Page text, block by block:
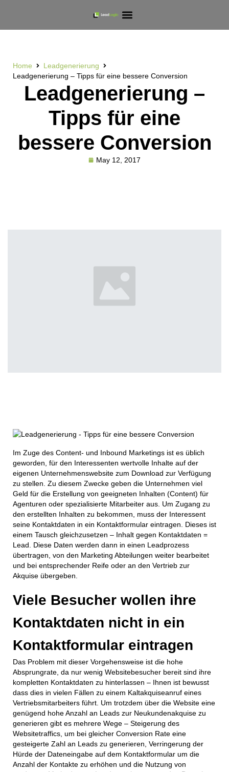
Home
Leadgenerierung
Leadgenerierung – Tipps für eine bessere Conversion
Leadgenerierung –
Tipps für eine
bessere Conversion
May 12, 2017
Im Zuge des Content- und Inbound Marketings ist es üblich
geworden, für den Interessenten wertvolle Inhalte auf der
eigenen Unternehmenswebsite zum Download zur Verfügung
zu stellen. Zu diesem Zwecke geben die Unternehmen viel
Geld für die Erstellung von geeigneten Inhalten (Content) für
Agenturen oder spezialisierte Mitarbeiter aus. Um Zugang zu
den erstellten Inhalten zu bekommen, muss der Interessent
seine Kontaktdaten in ein Kontaktformular eintragen. Dieses ist
einem Tausch gleichzusetzen – Inhalt gegen Kontaktdaten =
Lead. Diese Daten werden dann in einen Leadprozess
übertragen, von den Marketing Abteilungen weiter bearbeitet
und bei entsprechender Reife oder an den Vertrieb zur
Akquise übergeben.
Viele Besucher wollen ihre
Kontaktdaten nicht in ein
Kontaktformular eintragen
Das Problem mit dieser Vorgehensweise ist die hohe
Absprungrate, da nur wenig Websitebesucher bereit sind ihre
kompletten Kontaktdaten zu hinterlassen – Ihnen ist bewusst
dass dies in vielen Fällen zu einem Kaltakquiseanruf eines
Vertriebsmitarbeiters führt. Um trotzdem über die Website eine
genügend hohe Anzahl an Leads zur Neukundenakquise zu
generieren gibt es mehrere Wege – Steigerung des
Websitetraffics, um bei gleicher Conversion Rate eine
gesteigerte Zahl an Leads zu generieren, Verringerung der
Hürde der Dateneingabe auf dem Kontaktformular um die
Anzahl der Kontakte zu erhöhen und die Nutzung von